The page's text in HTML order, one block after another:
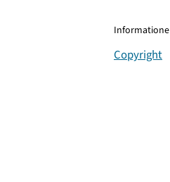
Copyright